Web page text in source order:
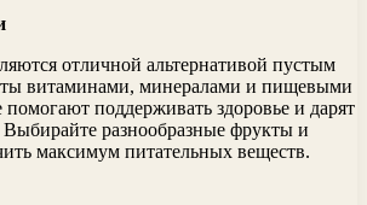
отличной альтернативой пустым
витаминами, минералами и пищевыми
поддерживать здоровье и дарят
разнообразные фрукты и
максимум питательных веществ.